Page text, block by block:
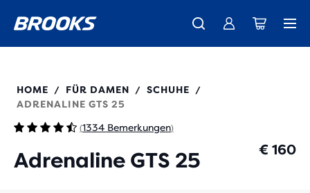
Der brandneue Ghost Amp ist da - Shop Damen Herren
Wir präsentieren die neue Cascadia Kollektion - Jetzt kaufen
Kostenloser Versand für Mitglieder. Join us
120443
HOME / FÜR DAMEN / SCHUHE
/
ADRENALINE GTS 25
(1334 Bemerkungen)
Adrenaline GTS 25 € 160